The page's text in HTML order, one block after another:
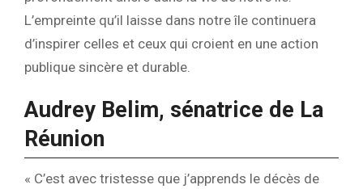
L’empreinte qu’il laisse dans notre île continuera
d’inspirer celles et ceux qui croient en une action
publique sincère et durable.
Audrey Belim, sénatrice de La
Réunion
« C’est avec tristesse que j’apprends le décès de